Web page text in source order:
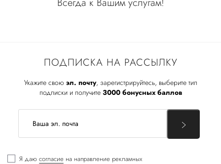
ПОДПИСКА НА РАССЫЛКУ
Укажите свою эл. почту, зарегистрируйтесь, выберите тип
подписки и получите 3000 бонусных баллов
Я даю согласие на направление рекламных